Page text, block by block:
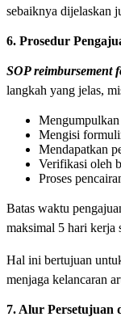
sebaiknya dijelaskan
6. Prosedur
SOP reimbursement
langkah yang jelas,
Mengisi
Mendapatkan
Verifikasi oleh
Proses
Batas waktu
maksimal 5 hari kerja
Hal ini bertujuan
menjaga kelancaran
7. Alur Persetujuan